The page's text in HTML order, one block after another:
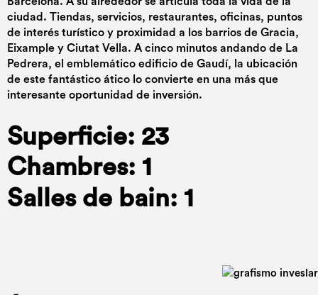
ciudad. Tiendas, servicios, restaurantes, oficinas, puntos
de interés turístico y proximidad a los barrios de Gracia,
Eixample y Ciutat Vella. A cinco minutos andando de La
Pedrera, el emblemático edificio de Gaudí, la ubicación
de este fantástico ático lo convierte en una más que
interesante oportunidad de inversión.
Superficie: 23
Chambres: 1
Salles de bain: 1